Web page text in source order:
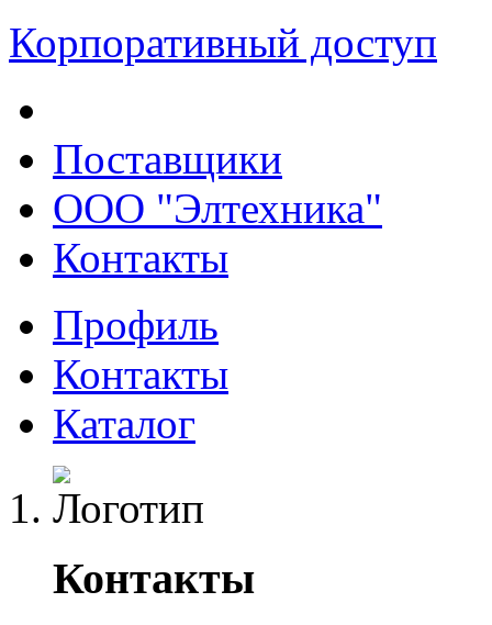
Корпоративный доступ
Поставщики
ООО "Элтехника"
Контакты
Профиль
Контакты
Каталог
Контакты